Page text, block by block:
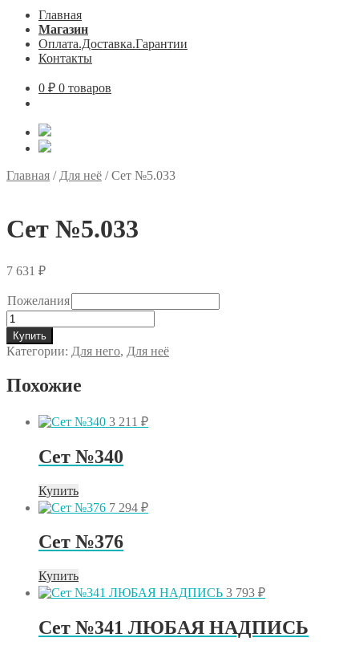
Главная
Магазин
Оплата.Доставка.Гарантии
Контакты
0 ₽ 0 товаров
Главная / Для неё /Сет №5.033
Сет №5.033
7 631 ₽
Пожелания
Количество
товара
Сет
№5.033
Купить
Категории: Для него, Для неё
Похожие
3 211 ₽
Сет №340
Купить
7 294 ₽
Сет №376
Купить
3 793 ₽
Сет №341 ЛЮБАЯ НАДПИСЬ